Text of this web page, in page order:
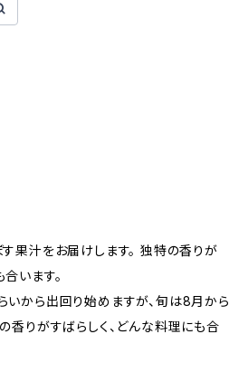
果汁をお届けします。 独特の香りが
います。
いから出回り始めますが、旬は8月から
香りがすばらしく、どんな料理にも合